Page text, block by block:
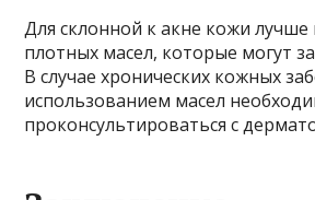
Для склонной к акне кожи лучше
плотных масел, которые могут
В случае хронических кожных
использованием масел
проконсультироваться с